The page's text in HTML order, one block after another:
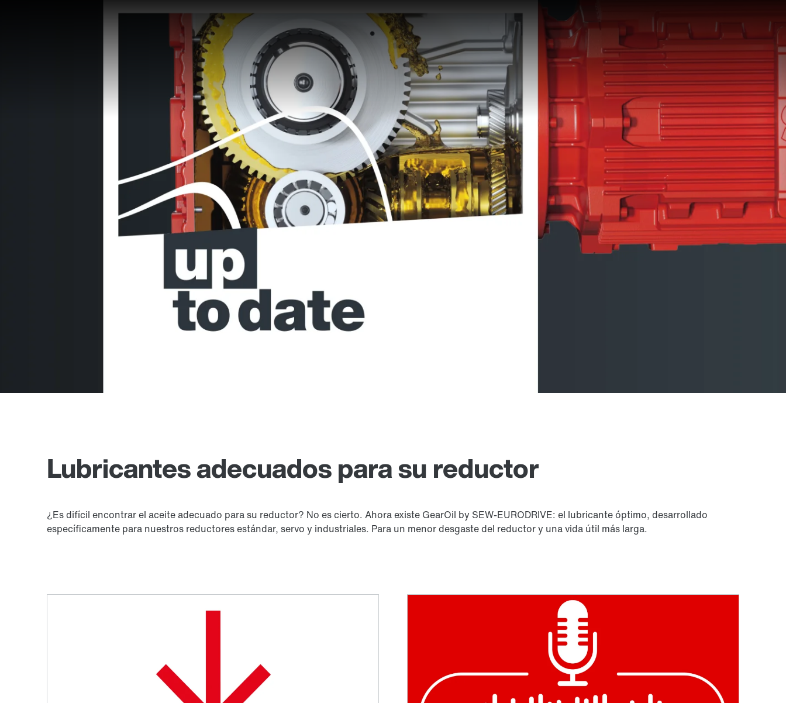
Lubricantes adecuados para su reductor
¿Es difícil encontrar el aceite adecuado para su reductor? No es cierto. Ahora existe GearOil by SEW-EURODRIVE: el lubricante óptimo, desarrollado
específicamente para nuestros reductores estándar, servo y industriales. Para un menor desgaste del reductor y una vida útil más larga.